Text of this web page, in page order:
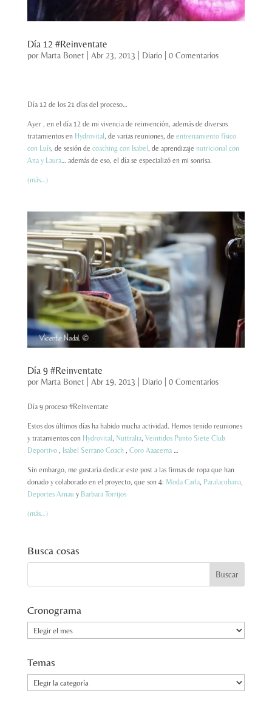
Día 12 #Reinventate
por Marta Bonet Abr 23, 2013 Diario| 0 Comentarios
Día 12 de los 21 días del proceso…
Ayer , en el día 12 de mi vivencia de reinvención, además de diversos
tratamientos en Hydrovital , de varias reuniones, de entrenamiento físico
con Luís, de sesión de coaching con Isabel , de aprendizaje nutricional con
Ana y Laura… además de eso, el día se especializó en mi sonrisa.
(más…)
Día 9 #Reinventate
por Marta Bonet Abr 19, 2013 Diario| 0 Comentarios
Día 9 proceso #Reinventate
Estos dos últimos días ha habido mucha actividad. Hemos tenido reuniones
y tratamientos con Hydrovital , Nuttralia, Veintidos Punto Siete Club
Deportivo, Isabel Serrano Coach , Coro Aaacema…
Sin embargo, me gustaría dedicar este post a las firmas de ropa que han
donado y colaborado en el proyecto, que son 4: Moda Carla, Paralacubana,
Deportes Arnau y Barbara Torrijos
(más…)
Busca cosas
Cronograma
Cronograma
Temas
Temas